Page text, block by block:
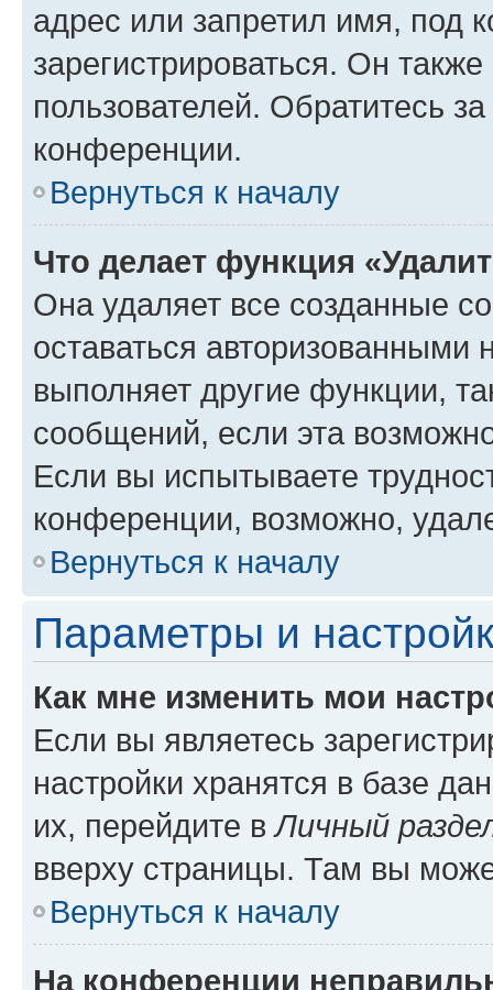
адрес или запретил имя, под
зарегистрироваться. Он
пользователей. Обратитесь
конференции.
Вернуться к началу
Что делает функция
Она удаляет все созданные
оставаться авторизованными
выполняет другие функции,
сообщений, если эта
Если вы испытываете
конференции, возможно,
Вернуться к началу
Параметры и
Как мне изменить мои
Если вы являетесь
настройки хранятся в базе
их, перейдите вЛичный
вверху страницы. Там вы
Вернуться к началу
На конференции